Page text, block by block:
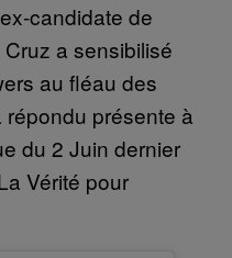
candidate de
a sensibilisé
au fléau des
présente à
du 2 Juin dernier
Vérité pour